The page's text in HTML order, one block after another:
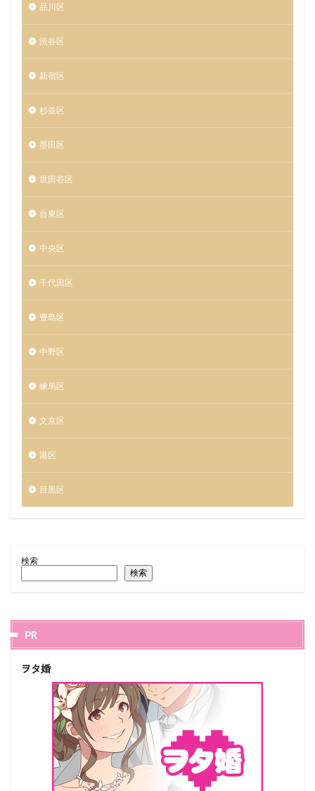
品川区
渋谷区
新宿区
杉並区
墨田区
世田谷区
台東区
中央区
千代田区
豊島区
中野区
練馬区
文京区
港区
目黒区
検索
検索
PR
ヲタ婚